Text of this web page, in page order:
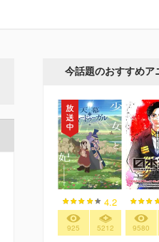
今話題のおすすめア
4.2
925 5212 9580